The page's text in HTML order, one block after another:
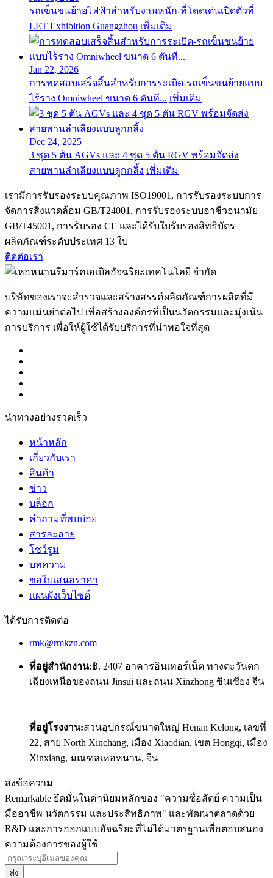
รถเข็นขนย้ายไฟฟ้าสำหรับงานหนัก-ที่โดดเด่นเปิดตัวที่
LET Exhibition Guangzhou เพิ่มเติม
Jan 22, 2026
การทดสอบเสร็จสิ้นสำหรับการระเบิด-รถเข็นขนย้ายแบบ
ไร้ราง Omniwheel ขนาด 6 ตันที... เพิ่มเติม
Dec 24, 2025
3 ชุด 5 ตัน AGVs และ 4 ชุด 5 ตัน RGV พร้อมจัดส่ง
สายพานลำเลียงแบบลูกกลิ้ง เพิ่มเติม
เรามีการรับรองระบบคุณภาพ ISO19001, การรับรองระบบการ
จัดการสิ่งแวดล้อม GB/T24001, การรับรองระบบอาชีวอนามัย
GB/T45001, การรับรอง CE และได้รับใบรับรองสิทธิบัตร
ผลิตภัณฑ์ระดับประเทศ 13 ใบ
ติดต่อเรา
บริษัทของเราจะสำรวจและสร้างสรรค์ผลิตภัณฑ์การผลิตที่มี
ความแม่นยำต่อไป เพื่อสร้างองค์กรที่เป็นนวัตกรรมและมุ่งเน้น
การบริการ เพื่อให้ผู้ใช้ได้รับบริการที่น่าพอใจที่สุด
นำทางอย่างรวดเร็ว
หน้าหลัก
เกี่ยวกับเรา
สินค้า
ข่าว
บล็อก
คำถามที่พบบ่อย
สารละลาย
โชว์รูม
บทความ
ขอใบเสนอราคา
แผนผังเว็บไซต์
ได้รับการติดต่อ
rmk@rmkzn.com
ที่อยู่สำนักงาน:฿. 2407 อาคารอินเทอร์เน็ต ทางตะวันตก
เฉียงเหนือของถนน Jinsui และถนน Xinzhong ซินเซียง จีน
ที่อยู่โรงงาน:สวนอุปกรณ์ขนาดใหญ่ Henan Kelong, เลขที่
22, สาย North Xinchang, เมือง Xiaodian, เขต Hongqi, เมือง
Xinxiang, มณฑลเหอหนาน, จีน
ส่งข้อความ
Remarkable ยึดมั่นในค่านิยมหลักของ "ความซื่อสัตย์ ความเป็น
มืออาชีพ นวัตกรรม และประสิทธิภาพ" และพัฒนาตลาดด้วย
R&D และการออกแบบอัจฉริยะที่ไม่ได้มาตรฐานเพื่อตอบสนอง
ความต้องการของผู้ใช้
ส่ง